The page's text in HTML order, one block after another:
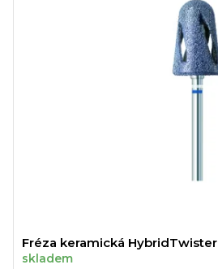
Fréza keramická
skladem